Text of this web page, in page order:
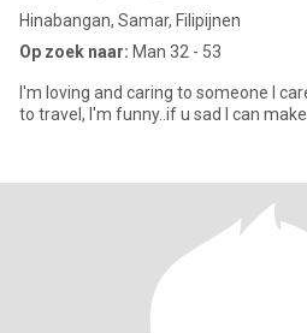
Hinabangan, Samar, Filipijnen
Op zoek naar: Man 32 - 53
I'm loving and caring to someone I
to travel, I'm funny..if u sad I can make